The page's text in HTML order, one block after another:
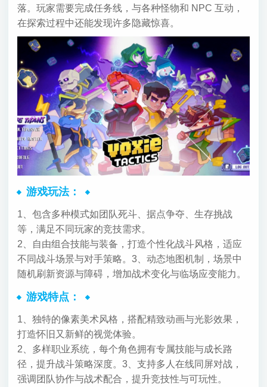
落。玩家需要完成任务线，与各种怪物和 NPC 互动，
在探索过程中还能发现许多隐藏惊喜。
游戏玩法：
1、包含多种模式如团队死斗、据点争夺、生存挑战
等，满足不同玩家的竞技需求。
2、自由组合技能与装备，打造个性化战斗风格，适应
不同战斗场景与对手策略。 3、动态地图机制，场景中
随机刷新资源与障碍，增加战术变化与临场应变能力。
游戏特点：
1、独特的像素美术风格，搭配精致动画与光影效果，
打造怀旧又新鲜的视觉体验。
2、多样职业系统，每个角色拥有专属技能与成长路
径，提升战斗策略深度。 3、支持多人在线同屏对战，
强调团队协作与战术配合，提升竞技性与可玩性。